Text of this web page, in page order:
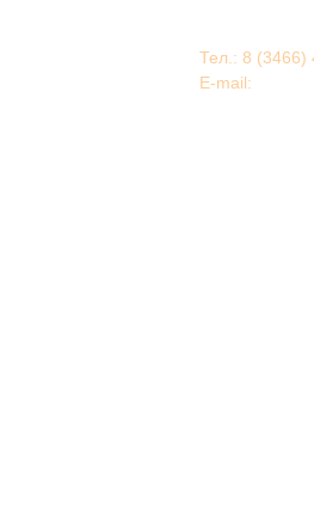
Тел.: 8 (3466)
E-mail: